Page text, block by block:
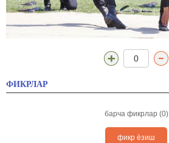
0
ФИКРЛАР
барча фикрлар (0)
фикр ёзиш